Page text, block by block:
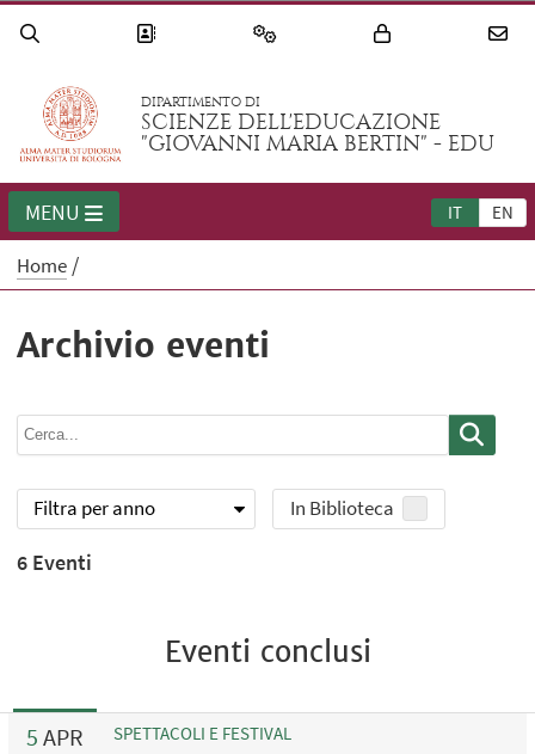
DIPARTIMENTO DI
SCIENZE DELL'EDUCAZIONE
"GIOVANNI MARIA BERTIN" - EDU
IT EN
MENU
Home
Archivio eventi
Filtra per anno In Biblioteca
6 Eventi
Eventi conclusi
5 APR SPETTACOLI E FESTIVAL